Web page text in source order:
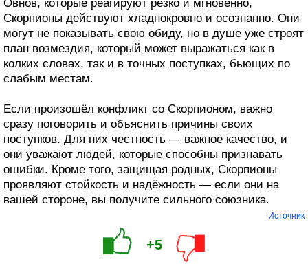
Овнов, которые реагируют резко и мгновенно,
Скорпионы действуют хладнокровно и осознанно. Они
могут не показывать свою обиду, но в душе уже строят
план возмездия, который может выражаться как в
колких словах, так и в точных поступках, бьющих по
слабым местам.
Если произошёл конфликт со Скорпионом, важно
сразу поговорить и объяснить причины своих
поступков. Для них честность — важное качество, и
они уважают людей, которые способны признавать
ошибки. Кроме того, защищая родных, Скорпионы
проявляют стойкость и надёжность — если они на
вашей стороне, вы получите сильного союзника.
Источник
+5